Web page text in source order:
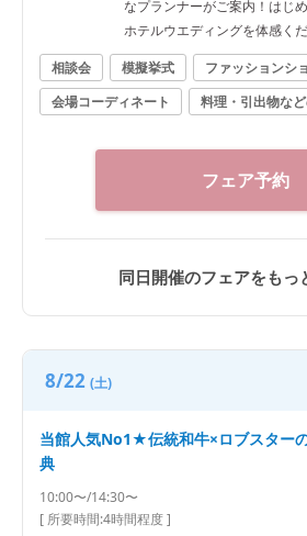
なプランナーがご案内！はじ
ホテルウエディングを体感くだ
相談会
模擬挙式
ファッションシ
会場コーディネート
料理・引出物な
フェア予約
同日開催のフェアをもっ
8/22 (土)
当館人気No1★伝統和牛×ロブスター
典
10:00〜/14:30〜
[ 所要時間:4時間程度]